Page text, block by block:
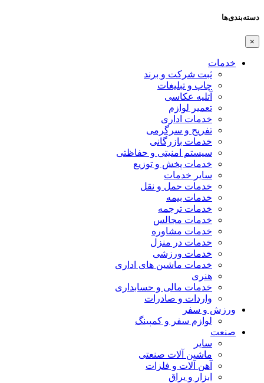
دسته‌بندی‌ها
×
خدمات
ثبت شرکت و برند
چاپ و تبلیغات
آتلیه عکاسی
تعمیر لوازم
خدمات اداری
تفریح و سرگرمی
خدمات بازرگانی
سیستم امنیتی و حفاظتی
خدمات پخش و توزیع
سایر خدمات
خدمات حمل و نقل
خدمات بیمه
خدمات ترجمه
خدمات مجالس
خدمات مشاوره
خدمات در منزل
خدمات ورزشی
خدمات ماشین های اداری
هنری
خدمات مالی و حسابداری
واردات و صادرات
ورزش و سفر
لوازم سفر و کمپینگ
صنعت
سایر
ماشین آلات صنعتی
آهن آلات و فلزات
ابزار و یراق